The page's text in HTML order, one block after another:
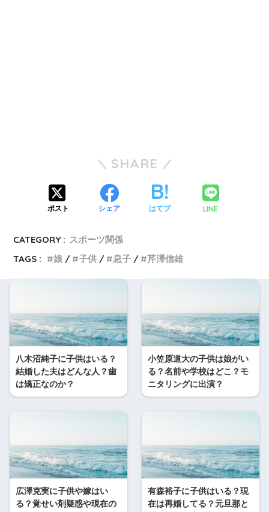
SHARE
ポスト シェア はてブ LINE
CATEGORY : スポーツ関係
TAGS :
娘 子供 息子 芹澤信雄
八木沼純子に子供はいる？
結婚した夫はどんな人？歯
は矯正なのか？
小笠原道大の子供は娘がい
る？名前や学校はどこ？モ
ニタリングに出演？
広澤克実に子供や嫁はい
る？覚せい剤疑惑や現在の
有森裕子に子供はいる？現
在は再婚してる？元旦那と